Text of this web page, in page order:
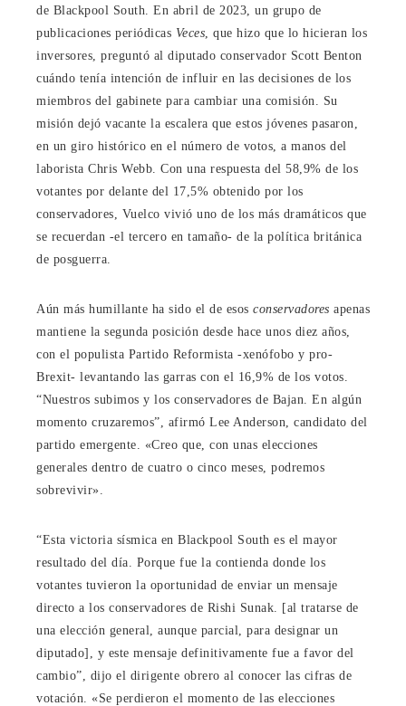
de Blackpool South. En abril de 2023, un grupo de
publicaciones periódicas Veces , que hizo que lo hicieran los
inversores, preguntó al diputado conservador Scott Benton
cuándo tenía intención de influir en las decisiones de los
miembros del gabinete para cambiar una comisión. Su
misión dejó vacante la escalera que estos jóvenes pasaron,
en un giro histórico en el número de votos, a manos del
laborista Chris Webb. Con una respuesta del 58,9% de los
votantes por delante del 17,5% obtenido por los
conservadores, Vuelco vivió uno de los más dramáticos que
se recuerdan -el tercero en tamaño- de la política británica
de posguerra.
Aún más humillante ha sido el de esos conservadores apenas
mantiene la segunda posición desde hace unos diez años,
con el populista Partido Reformista -xenófobo y pro-
Brexit- levantando las garras con el 16,9% de los votos.
“Nuestros subimos y los conservadores de Bajan. En algún
momento cruzaremos”, afirmó Lee Anderson, candidato del
partido emergente. «Creo que, con unas elecciones
generales dentro de cuatro o cinco meses, podremos
sobrevivir».
“Esta victoria sísmica en Blackpool South es el mayor
resultado del día. Porque fue la contienda donde los
votantes tuvieron la oportunidad de enviar un mensaje
directo a los conservadores de Rishi Sunak. [al tratarse de
una elección general, aunque parcial, para designar un
diputado], y este mensaje definitivamente fue a favor del
cambio”, dijo el dirigente obrero al conocer las cifras de
votación. «Se perdieron el momento de las elecciones